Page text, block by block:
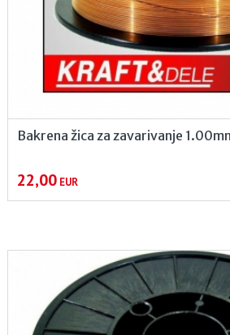
Bakrena žica za zavarivanje
22,00EUR